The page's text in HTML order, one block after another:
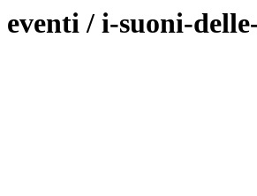
eventi / i-suoni-